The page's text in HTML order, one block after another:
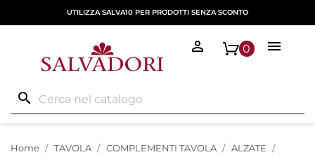
UTILIZZA SALVA10 PER PRODOTTI SENZA SCONTO
search

0

Home TAVOLA COMPLEMENTI TAVOLA
ALZATE